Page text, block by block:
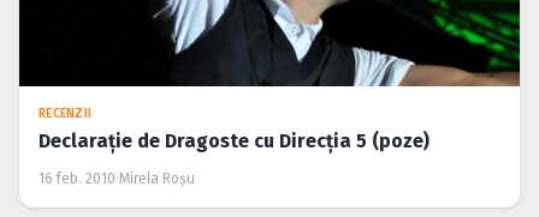
RECENZII
Declaraţie de Dragoste cu Direcţia 5 (poze)
16 feb. 2010·Mirela Roşu